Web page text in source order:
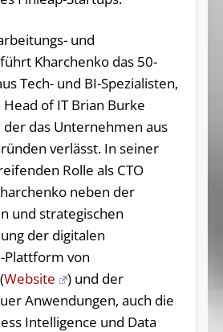
und
Kharchenko das 50-
Tech- und BI-Spezialisten,
Head of IT Brian Burke
das Unternehmen aus
verlässt. In seiner
Rolle als CTO
neben der
und strategischen
der digitalen
Plattform von
Website
) und der
Anwendungen, auch die
Intelligence und Data